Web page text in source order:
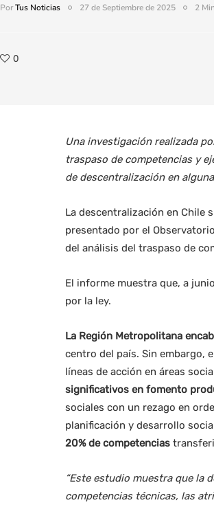
PorTus Noticias 27 de Septiembre de 2025 2
0
Una investigación realizada
traspaso de competencias y
de descentralización en
La descentralización en Chile
presentado por el
del análisis del traspaso de
El informe muestra que, a
por la ley.
La Región Metropolitana
centro del país. Sin embargo,
líneas de acción en áreas
significativos en fomento
sociales con un rezago en
planificación y desarrollo
20% de competencias
“Este estudio muestra que la
competencias técnicas, las